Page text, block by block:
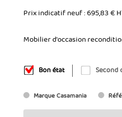
Prix indicatif neuf : 695,83 €
Mobilier d'occasion
Bon état Second
MarqueCasamania